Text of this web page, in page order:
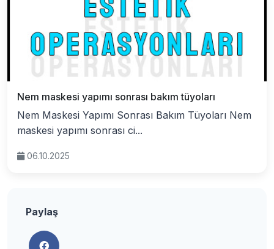
Nem maskesi yapımı sonrası bakım tüyoları
Nem Maskesi Yapımı Sonrası Bakım Tüyoları Nem
maskesi yapımı sonrası ci...
06.10.2025
Paylaş